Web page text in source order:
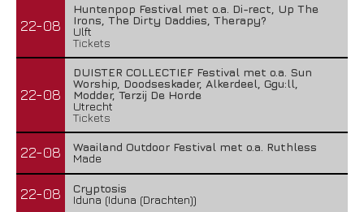
22-08
Huntenpop Festival met o.a. Di-rect, Up The
Irons, The Dirty Daddies, Therapy?
Ulft
Tickets
22-08
DUISTER COLLECTIEF Festival met o.a. Sun
Worship, Doodseskader, Alkerdeel, Ggu:ll,
Modder, Terzij De Horde
Utrecht
Tickets
22-08
Waailand Outdoor Festival met o.a. Ruthless
Made
22-08
Cryptosis
Iduna (Iduna (Drachten))